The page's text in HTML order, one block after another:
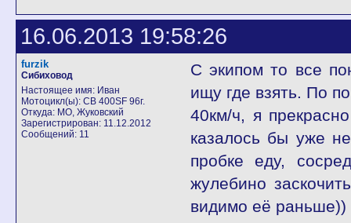
16.06.2013 19:58:26
furzik
Сибиховод
Настоящее имя: Иван
Мотоцикл(ы): CB 400SF 96г.
Откуда: МО, Жуковский
Зарегистрирован: 11.12.2012
Сообщений: 11
С экипом то все
ищу где взять. По
40км/ч, я
казалось бы уже
пробке еду,
жулебино
видимо её раньше))